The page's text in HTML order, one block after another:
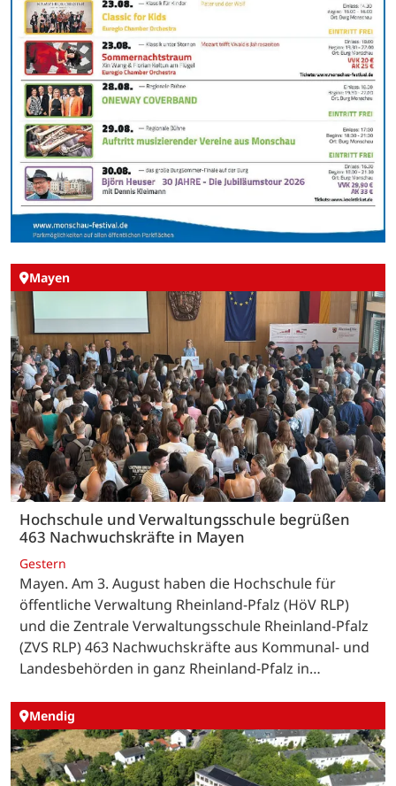
Mayen
Hochschule und Verwaltungsschule begrüßen
463 Nachwuchskräfte in Mayen
Gestern
Mayen. Am 3. August haben die Hochschule für
öffentliche Verwaltung Rheinland-Pfalz (HöV RLP)
und die Zentrale Verwaltungsschule Rheinland-Pfalz
(ZVS RLP) 463 Nachwuchskräfte aus Kommunal- und
Landesbehörden in ganz Rheinland-Pfalz in…
Mendig